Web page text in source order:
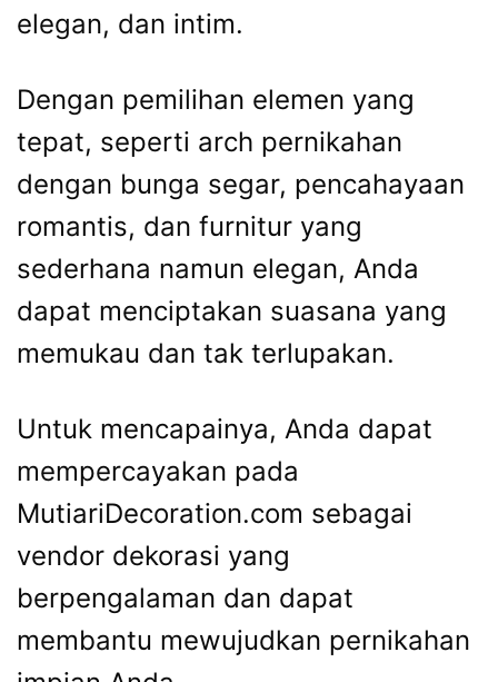
elegan, dan intim.
Dengan pemilihan elemen yang
tepat, seperti arch pernikahan
dengan bunga segar, pencahayaan
romantis, dan furnitur yang
sederhana namun elegan, Anda
dapat menciptakan suasana yang
memukau dan tak terlupakan.
Untuk mencapainya, Anda dapat
mempercayakan pada
MutiariDecoration.com sebagai
vendor dekorasi yang
berpengalaman dan dapat
membantu mewujudkan pernikahan